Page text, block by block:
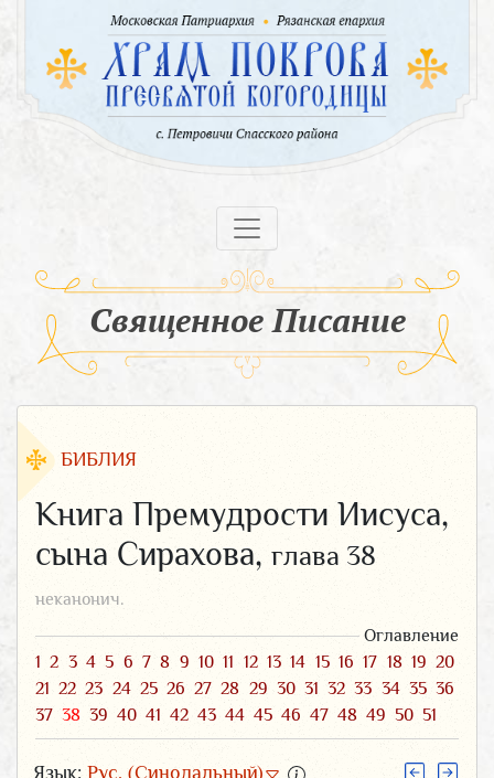
Священное Писание
БИБЛИЯ
Книга Премудрости Иисуса,
сына Сирахова, глава 38
неканонич.
Оглавление
1 2 3 4 5 6 7 8 9 10 11 12 13 14 15 16 17 18 19 20
21 22 23 24 25 26 27 28 29 30 31 32 33 34 35 36
37 38 39 40 41 42 43 44 45 46 47 48 49 50 51
Язык: Рус. (Синодальный)